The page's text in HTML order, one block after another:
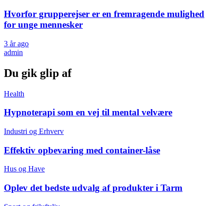
Hvorfor grupperejser er en fremragende mulighed
for unge mennesker
3 år ago
admin
Du gik glip af
Health
Hypnoterapi som en vej til mental velvære
Industri og Erhverv
Effektiv opbevaring med container-låse
Hus og Have
Oplev det bedste udvalg af produkter i Tarm